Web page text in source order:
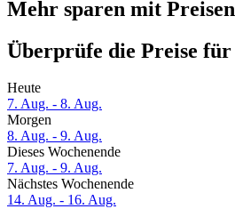
Mehr sparen mit
Überprüfe die Preise für
Heute
7. Aug. - 8. Aug.
Morgen
8. Aug. - 9. Aug.
Dieses Wochenende
7. Aug. - 9. Aug.
Nächstes Wochenende
14. Aug. - 16. Aug.